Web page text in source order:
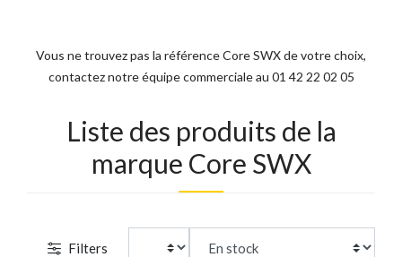
Vous ne trouvez pas la référence Core SWX de votre choix,
contactez notre équipe commerciale au 01 42 22 02 05
Liste des produits de la
marque Core SWX
Filters